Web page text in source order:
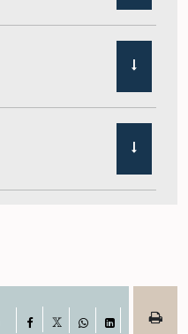
Facebook